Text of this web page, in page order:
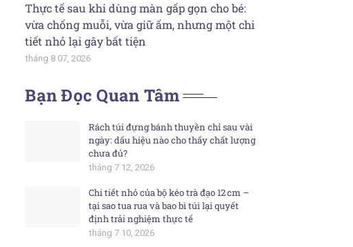
Thực tế sau khi dùng màn gấp gọn cho bé:
vừa chống muỗi, vừa giữ ấm, nhưng một chi
tiết nhỏ lại gây bất tiện
tháng 8 07, 2026
Bạn Đọc Quan Tâm
Rách túi đựng bánh thuyền chỉ sau vài
ngày: dấu hiệu nào cho thấy chất lượng
chưa đủ?
tháng 7 12, 2026
Chi tiết nhỏ của bộ kéo trà đạo 12 cm –
tại sao tua rua và bao bì túi lại quyết
định trải nghiệm thực tế
tháng 7 10, 2026